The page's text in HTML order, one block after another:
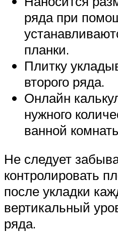
ряда при
планки.
Плитку
второго ряда.
Онлайн
нужного
ванной
Не следует
контролировать
после укладки
вертикальный
ряда.